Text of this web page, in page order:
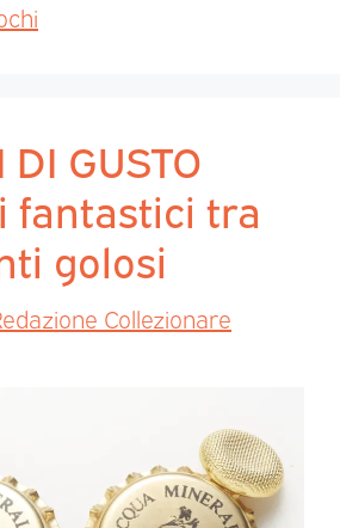
DI GUSTO
fantastici tra
golosi
Collezionare